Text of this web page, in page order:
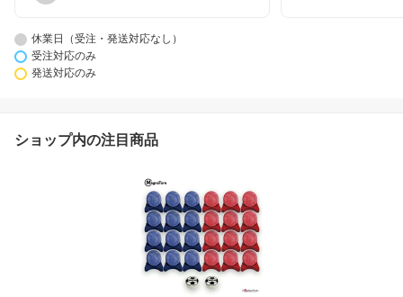
休業日（受注・発送対応なし）
受注対応のみ
発送対応のみ
ショップ内の注目商品